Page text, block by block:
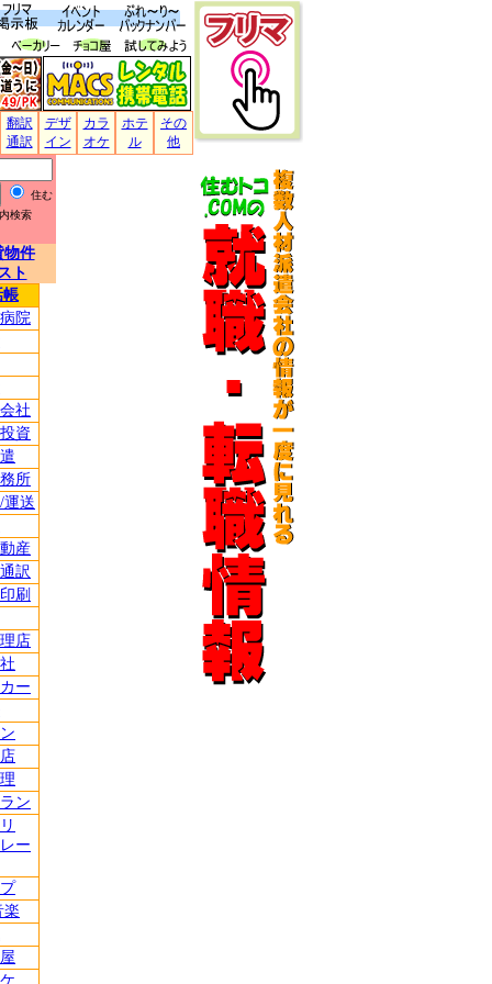
翻訳
通訳
デザ
イン
カラ
オケ
ホテ
ル
その
他
住む
検索
物件
ト
帳
院
社
資
所
運送
産
訳
刷
店
ー
ン
ー
楽